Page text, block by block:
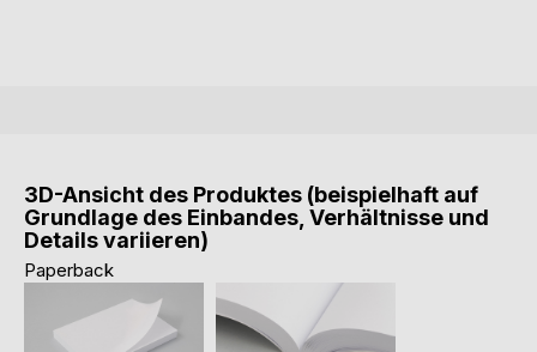
3D-Ansicht des Produktes (beispielhaft auf
Grundlage des Einbandes, Verhältnisse und
Details variieren)
Paperback